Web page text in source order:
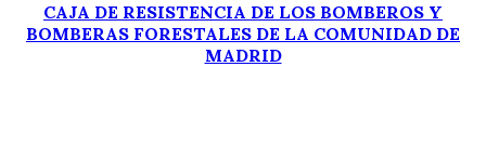
CAJA DE RESISTENCIA DE LOS BOMBEROS Y
BOMBERAS FORESTALES DE LA COMUNIDAD DE
MADRID